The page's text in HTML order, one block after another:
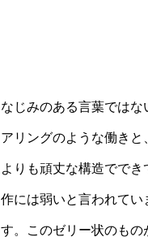
なじみのある言葉では
アリングのような働き
よりも頑丈な構造でで
作には弱いと言われて
す。このゼリー状のもの